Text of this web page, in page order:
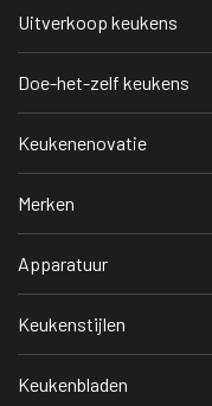
Uitverkoop keukens
Doe-het-zelf keukens
Keukenenovatie
Merken
Apparatuur
Keukenstijlen
Keukenbladen